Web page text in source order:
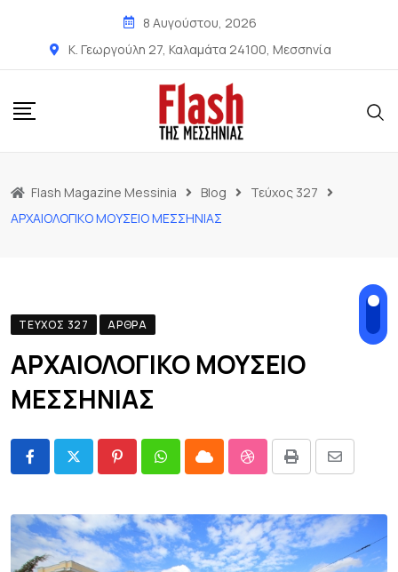
8 Αυγούστου, 2026
Κ. Γεωργούλη 27, Καλαμάτα 24100, Μεσσηνία
Flash Magazine Messinia Blog
Τεύχος 327
ΑΡΧΑΙΟΛΟΓΙΚΟ ΜΟΥΣΕΙΟ ΜΕΣΣΗΝΙΑΣ
ΤΕΎΧΟΣ 327 ΆΡΘΡΑ
ΑΡΧΑΙΟΛΟΓΙΚΟ ΜΟΥΣΕΙΟ
ΜΕΣΣΗΝΙΑΣ